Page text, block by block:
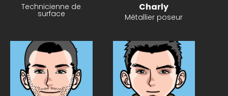
Technicienne de
surface
Charly
Métallier poseur